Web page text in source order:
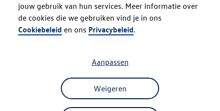
jouw gebruik van hun services. Meer informatie over
de cookies die we gebruiken vind je in ons
Cookiebeleid en ons Privacybeleid.
Weigeren
Aanpassen
Oops!
Something went wrong. Please try
refreshing the app